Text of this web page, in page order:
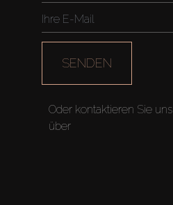
SENDEN
Oder kontaktieren Sie uns
über